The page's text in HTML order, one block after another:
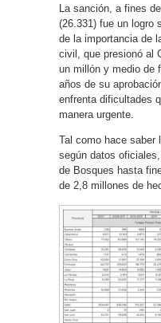
La sanción, a fines
(26.331) fue un logro
de la importancia de
civil, que presionó al
un millón y medio de
años de su
enfrenta dificultades
manera urgente.
Tal como hace saber
según datos
de Bosques hasta
de 2,8 millones de